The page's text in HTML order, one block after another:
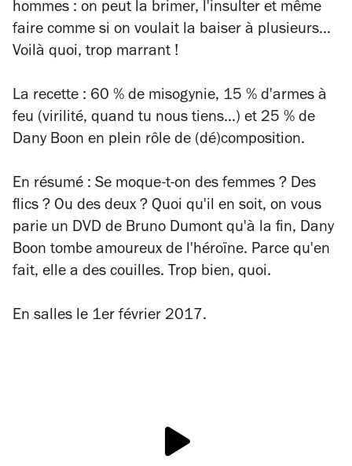
hommes : on peut la brimer, l'insulter et même
faire comme si on voulait la baiser à plusieurs...
Voilà quoi, trop marrant !
La recette : 60 % de misogynie, 15 % d'armes à
feu (virilité, quand tu nous tiens...) et 25 % de
Dany Boon en plein rôle de (dé)composition.
En résumé : Se moque-t-on des femmes ? Des
flics ? Ou des deux ? Quoi qu'il en soit, on vous
parie un DVD de Bruno Dumont qu'à la fin, Dany
Boon tombe amoureux de l'héroïne. Parce qu'en
fait, elle a des couilles. Trop bien, quoi.
En salles le 1er février 2017.